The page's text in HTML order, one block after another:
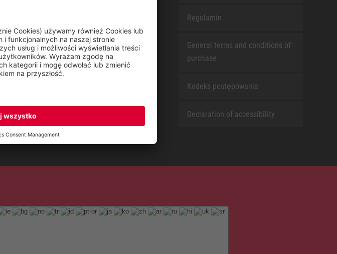
Regulamin
General terms and conditions of
purchase
Kodeks postępowania
Declaration of accessibility